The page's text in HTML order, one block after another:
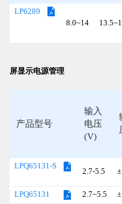
LP6289
8.0~14
屏显示电源管理
产品型号
输入
电压
(V)
LPQ65131-S
2.7-5.5
LPQ65131 2.7~5.5